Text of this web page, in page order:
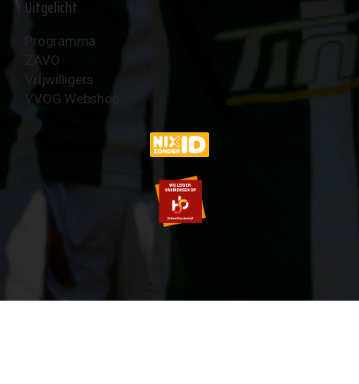
Uitgelicht
Programma
ZAVO
Vrijwilligers
VVOG Webshop